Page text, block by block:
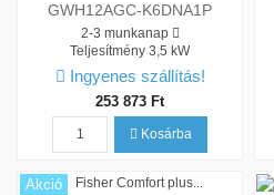
GWH12AGC-K6DNA1P
2-3 munkanap
Teljesítmény3,5 kW
Ingyenes szállítás!
253 873 Ft
Kosárba
Akció